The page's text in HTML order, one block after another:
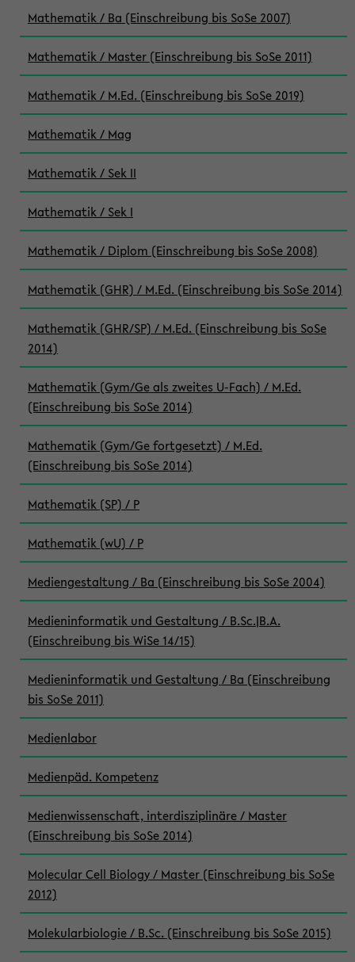
Mathematik / Ba (Einschreibung bis SoSe 2007)
Mathematik / Master (Einschreibung bis SoSe 2011)
Mathematik / M.Ed. (Einschreibung bis SoSe 2019)
Mathematik / Mag
Mathematik / Sek II
Mathematik / Sek I
Mathematik / Diplom (Einschreibung bis SoSe 2008)
Mathematik (GHR) / M.Ed. (Einschreibung bis SoSe 2014)
Mathematik (GHR/SP) / M.Ed. (Einschreibung bis SoSe
2014)
Mathematik (Gym/Ge als zweites U-Fach) / M.Ed.
(Einschreibung bis SoSe 2014)
Mathematik (Gym/Ge fortgesetzt) / M.Ed.
(Einschreibung bis SoSe 2014)
Mathematik (SP) / P
Mathematik (wU) / P
Mediengestaltung / Ba (Einschreibung bis SoSe 2004)
Medieninformatik und Gestaltung / B.Sc.|B.A.
(Einschreibung bis WiSe 14/15)
Medieninformatik und Gestaltung / Ba (Einschreibung
bis SoSe 2011)
Medienlabor
Medienpäd. Kompetenz
Medienwissenschaft, interdisziplinäre / Master
(Einschreibung bis SoSe 2014)
Molecular Cell Biology / Master (Einschreibung bis SoSe
2012)
Molekularbiologie / B.Sc. (Einschreibung bis SoSe 2015)